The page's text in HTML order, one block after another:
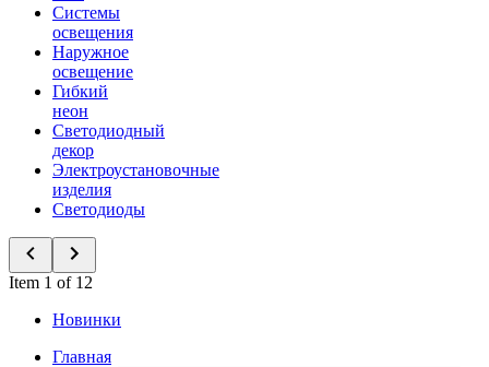
Системы
освещения
Наружное
освещение
Гибкий
неон
Светодиодный
декор
Электроустановочные
изделия
Светодиоды
Item 1 of 12
Новинки
Главная